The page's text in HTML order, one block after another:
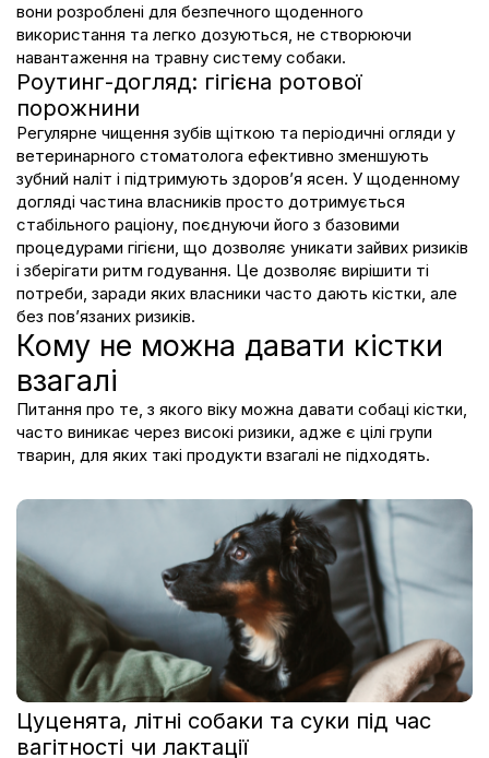
вони розроблені для безпечного щоденного
використання та легко дозуються, не створюючи
навантаження на травну систему собаки.
Роутинг-догляд: гігієна ротової
порожнини
Регулярне чищення зубів щіткою та періодичні огляди у
ветеринарного стоматолога ефективно зменшують
зубний наліт і підтримують здоров’я ясен. У щоденному
догляді частина власників просто дотримується
стабільного раціону, поєднуючи його з базовими
процедурами гігієни, що дозволяє уникати зайвих ризиків
і зберігати ритм годування. Це дозволяє вирішити ті
потреби, заради яких власники часто дають кістки, але
без пов’язаних ризиків.
Кому не можна давати кістки
взагалі
Питання про те, з якого віку можна давати собаці кістки,
часто виникає через високі ризики, адже є цілі групи
тварин, для яких такі продукти взагалі не підходять.
Цуценята, літні собаки та суки під час
вагітності чи лактації